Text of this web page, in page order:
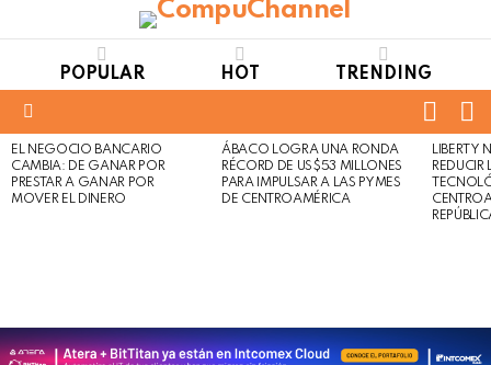
POPULAR HOT TRENDING
LATEST
STORIES
EL NEGOCIO BANCARIO
CAMBIA: DE GANAR POR
PRESTAR A GANAR POR
MOVER EL DINERO
Not
Safe
For
Click
to
view
ÁBACO LOGRA UNA RONDA
RÉCORD DE US$53 MILLONES
PARA IMPULSAR A LAS PYMES
DE CENTROAMÉRICA
LIBERTY
REDUCIR